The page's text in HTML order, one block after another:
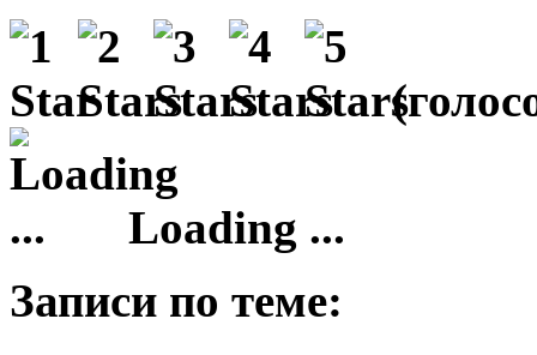
(
Loading ...
Записи по теме: